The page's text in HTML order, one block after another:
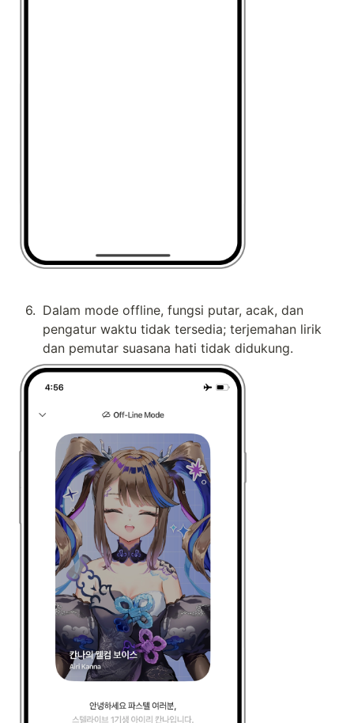
6. Dalam mode offline, fungsi putar, acak, dan
pengatur waktu tidak tersedia; terjemahan lirik
dan pemutar suasana hati tidak didukung.